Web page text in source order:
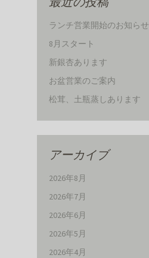
ランチ営業開始のお知らせ
8月スタート
新銀杏あります
お盆営業のご案内
松茸、土瓶蒸しあります
アーカイブ
2026年8月
2026年7月
2026年6月
2026年5月
2026年4月